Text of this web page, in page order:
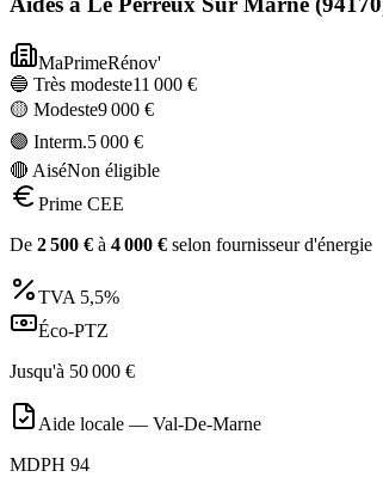
MaPrimeRénov'
🔵 Très modeste11 000 €
🟡 Modeste9 000 €
🟣 Interm.5 000 €
🔴 AiséNon éligible
Prime CEE
De 2 500 € à 4 000 € selon fournisseur d'énergie
TVA 5,5%
Éco-PTZ
Jusqu'à 50 000 €
Aide locale — Val-De-Marne
MDPH 94